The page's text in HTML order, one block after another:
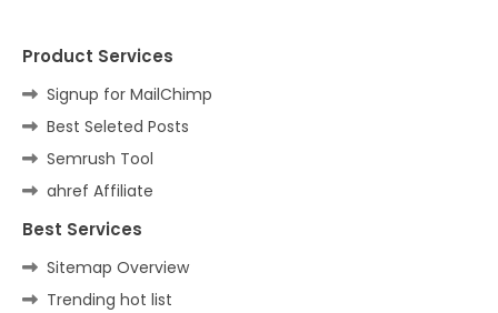
Product Services
Signup for MailChimp
Best Seleted Posts
Semrush Tool
ahref Affiliate
Best Services
Sitemap Overview
Trending hot list